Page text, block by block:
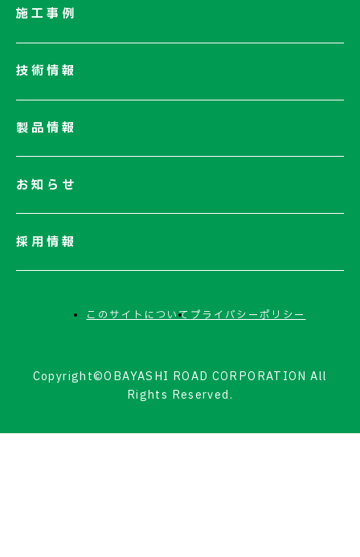
ネットワーク
電子公告
施工事例
技術情報
製品情報
お知らせ
採用情報
このサイトについてプライバシーポリシー
Copyright©OBAYASHI ROAD CORPORATION All
Rights Reserved.